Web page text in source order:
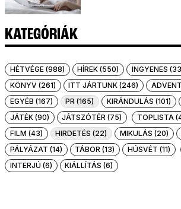
KATEGÓRIÁK
HÉTVÉGE (988) HÍREK (550) INGYENES
KÖNYV (261)
ITT JÁRTUNK (246)
EGYÉB (167)
PR (165) KIRÁNDULÁS (101)
JÁTÉK (90)
JÁTSZÓTÉR (75) TOPLISTA
FILM (43)
HIRDETÉS (22) MIKULÁS (20)
PÁLYÁZAT (14)
TÁBOR (13) HÚSVÉT (11)
INTERJÚ (6)
KIÁLLÍTÁS (6)